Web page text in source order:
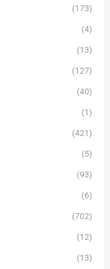
(173)
(4)
(13)
(127)
(40)
(1)
(421)
(5)
(93)
(6)
(702)
(12)
(13)